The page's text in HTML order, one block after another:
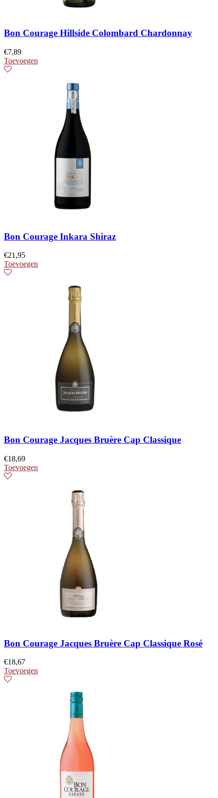
Bon Courage Hillside Colombard Chardonnay
€7,89
Toevoegen
Bon Courage Inkara Shiraz
€21,95
Toevoegen
Bon Courage Jacques Bruère Cap Classique
€18,69
Toevoegen
Bon Courage Jacques Bruère Cap Classique Rosé
€18,67
Toevoegen